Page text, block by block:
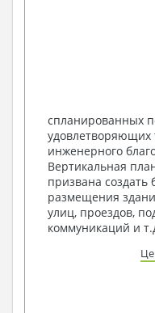
Разрезы и
Фасады с
Элементы
Ведомость
Архитектурные
2. Конструктивный
Общие данные
Схемы
Элементы
Схема
Опоры
Элементы
спланированных
удовлетворяющих
инженерного
Вертикальная
призвана создать
размещения
улиц, проездов,
коммуникаций и